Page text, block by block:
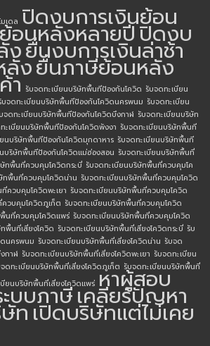
เดล ปิดงบการเงินย้อน
อนหลังหลายปีปิดงบ
งยื่นงบการเงินล่าช้า
ลังยื่นภาษีย้อนหลัง
า รับจดทะเบียนบริษัทพื้นทีป้องกันโควิด รับจดทะเบียน
บจดทะเบียนบริษัทพื้นทีป้องกันโควิดนครพนม รับจดทะเบียน
จดทะเบียนบริษัทพื้นทีป้องกันโควิดบึงกาฬ รับจดทะเบียนบริษัท
ะเบียนบริษัทพื้นทีป้องกันโควิดพังงา รับจดทะเบียนบริษัทพื้นที
ยนบริษัทพื้นทีป้องกันโควิดมุกดาหาร รับจดทะเบียนบริษัทพื้นที
บริษัทพื้นทีป้องกันโควิดแม่ฮ่องสอน รับจดทะเบียนบริษัทพื้นที่
ทพื้นที่ควบคุมโควิดกระบี่ รับจดทะเบียนบริษัทพื้นที่ควบคุมโค
ทพื้นที่ควบคุมโควิดน่าน รับจดทะเบียนบริษัทพื้นที่ควบคุมโควิด
ควบคุมโควิดพะเยา รับจดทะเบียนบริษัทพื้นที่ควบคุมโควิด
วบคุมโควิดภูเก็ต รับจดทะเบียนบริษัทพื้นที่ควบคุมโควิด
นที่ควบคุมโควิดแพร่ รับจดทะเบียนบริษัทพื้นที่ควบคุมโควิด
พื้นที่เสี่ยงโควิด รับจดทะเบียนบริษัทพื้นที่เสี่ยงโควิดกระบี่ รับ
ดนครพนม รับจดทะเบียนบริษัทพื้นที่เสี่ยงโควิดน่าน รับจด
กาฬ รับจดทะเบียนบริษัทพื้นที่เสี่ยงโควิดพะเยา รับจดทะเบียน
ดทะเบียนบริษัทพื้นที่เสี่ยงโควิดภูเก็ต รับจดทะเบียนบริษัทพื้นที่
บียนบริษัทพื้นที่เสี่ยงโควิดแพร่ หาผู้สอบ
ะบบภาษีเคลียร์ปัญหา
ทเปิดบริษัทแต่ไม่เคย